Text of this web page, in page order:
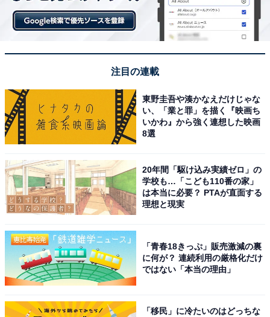
注目の連載
東野圭吾や湊かなえだけじゃな
い、「業と罪」を描く『映画ち
いかわ』から強く連想した映画
8選
20年間「駆け込み実績ゼロ」の
学校も…「こども110番の家」
は本当に必要？ PTAが直面する
理想と現実
「青春18きっぷ」販売激減の裏
に何が？ 連続利用の厳格化だけ
ではない「本当の理由」
「移民」に冷たいのはどっちな